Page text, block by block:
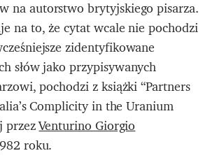
na autorstwo brytyjskiego pisarza.
na to, że cytat wcale nie pochodzi
zidentyfikowane
słów jako przypisywanych
pochodzi z książki “Partners
Complicity in the Uranium
przezVenturino Giorgio
roku.